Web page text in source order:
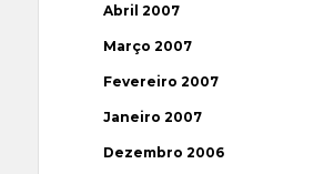
Abril 2007
Março 2007
Fevereiro 2007
Janeiro 2007
Dezembro 2006